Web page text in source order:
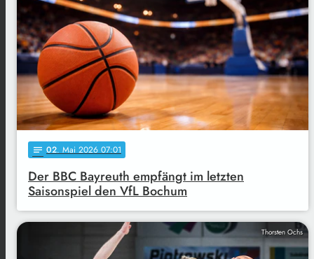
notes 02. Mai 2026 07:01
Der BBC Bayreuth empfängt im letzten
Saisonspiel den VfL Bochum
Thorsten Ochs